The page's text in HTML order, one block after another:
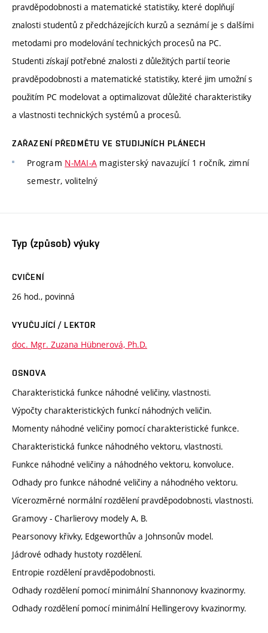
pravděpodobnosti a matematické statistiky, které doplňují
znalosti studentů z předcházejících kurzů a seznámí je s dalšími
metodami pro modelování technických procesů na PC.
Studenti získají potřebné znalosti z důležitých partií teorie
pravděpodobnosti a matematické statistiky, které jim umožní s
použitím PC modelovat a optimalizovat důležité charakteristiky
a vlastnosti technických systémů a procesů.
ZAŘAZENÍ PŘEDMĚTU VE STUDIJNÍCH PLÁNECH
Program N-MAI-A magisterský navazující 1 ročník, zimní
semestr, volitelný
Typ (způsob) výuky
CVIČENÍ
26 hod., povinná
VYUČUJÍCÍ / LEKTOR
doc. Mgr. Zuzana Hübnerová, Ph.D.
OSNOVA
Charakteristická funkce náhodné veličiny, vlastnosti.
Výpočty charakteristických funkcí náhodných veličin.
Momenty náhodné veličiny pomocí charakteristické funkce.
Charakteristická funkce náhodného vektoru, vlastnosti.
Funkce náhodné veličiny a náhodného vektoru, konvoluce.
Odhady pro funkce náhodné veličiny a náhodného vektoru.
Vícerozměrné normální rozdělení pravděpodobnosti, vlastnosti.
Gramovy - Charlierovy modely A, B.
Pearsonovy křivky, Edgeworthův a Johnsonův model.
Jádrové odhady hustoty rozdělení.
Entropie rozdělení pravděpodobnosti.
Odhady rozdělení pomocí minimální Shannonovy kvazinormy.
Odhady rozdělení pomocí minimální Hellingerovy kvazinormy.